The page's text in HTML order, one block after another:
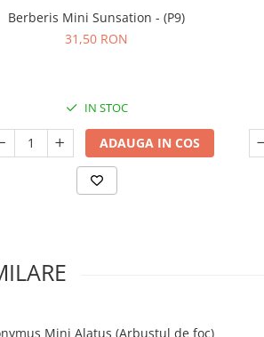
Berberis Mini Sunsation - (P9)
31,50 RON
IN STOC
ADAUGA IN COS
Mini Alatus (Arbustul de foc)